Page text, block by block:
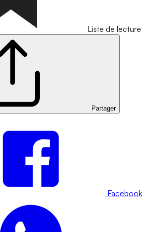
Liste de lecture
Partager
Facebook